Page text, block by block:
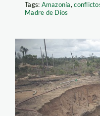
Tags: Amazonía,
Madre de Dios